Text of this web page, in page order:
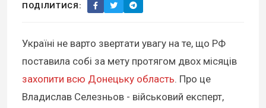
ПОДІЛИТИСЯ:
Україні не варто звертати увагу на те, що РФ
поставила собі за мету протягом двох місяців
захопити всю Донецьку область. Про це
Владислав Селезньов - військовий експерт,